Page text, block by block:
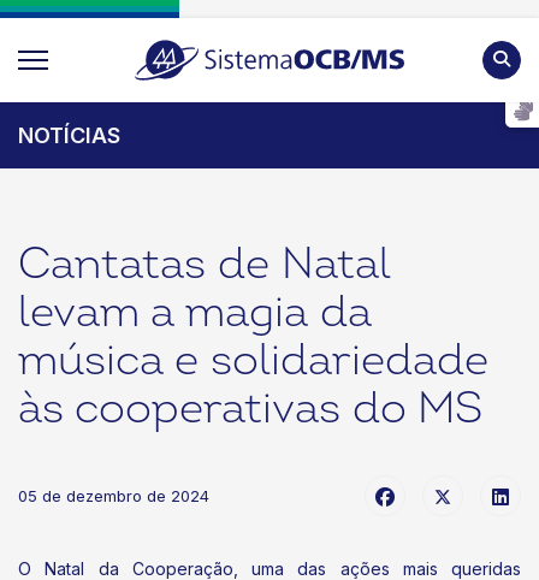
NOTÍCIAS
Cantatas de Natal
levam a magia da
música e solidariedade
às cooperativas do MS
05 de dezembro de 2024
O Natal da Cooperação, uma das ações mais queridas